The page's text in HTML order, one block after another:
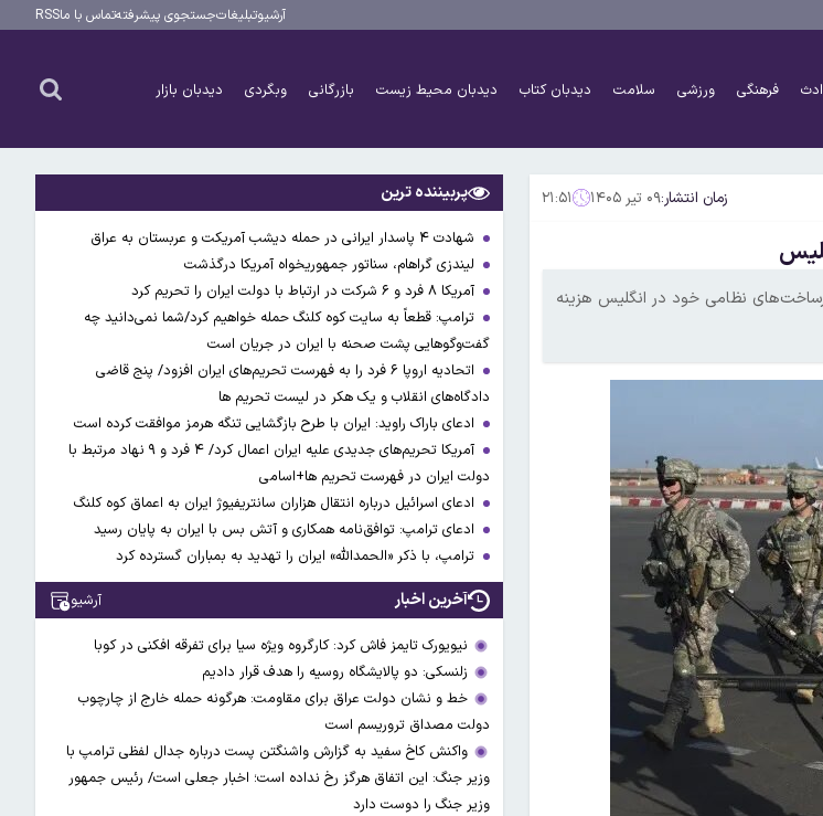
آرشیوتبلیغاتجستجوی پیشرفتهتماس با ماRSS
فرهنگی ورزشی سلامت دیدبان کتاب دیدبان محیط زیست بازرگانی وبگردی دیدبان بازار
زمان انتشار:۰۹ تیر ۱۴۰۵ ۲۱:۵۱
میلیارد دلار برای به‌روزرسانی زیرساخت‌های نظامی خود در انگلیس هزینه
پربیننده ترین
شهادت ۴ پاسدار ایرانی در حمله دیشب آمریکت و عربستان به عراق
لیندزی گراهام، سناتور جمهوریخواه آمریکا درگذشت
آمریکا ۸ فرد و ۶ شرکت در ارتباط با دولت ایران را تحریم کرد
ترامپ: قطعاً به سایت کوه کلنگ حمله خواهیم کرد/شما نمی‌دانید چه
گفت‌وگوهایی پشت صحنه با ایران در جریان است
اتحادیه اروپا ۶ فرد را به فهرست تحریم‌های ایران افزود/ پنج قاضی
دادگاه‌های انقلاب و یک هکر در لیست تحریم ها
ادعای باراک راوید: ایران با طرح بازگشایی تنگه هرمز موافقت کرده است
آمریکا تحریم‌های جدیدی علیه ایران اعمال کرد/ ۴ فرد و ۹ نهاد مرتبط با
دولت ایران در فهرست تحریم ها+اسامی
ادعای اسرائیل درباره انتقال هزاران سانتریفیوژ ایران به اعماق کوه کلنگ
ادعای ترامپ: توافق‌نامه همکاری و آتش بس با ایران به پایان رسید
ترامپ، با ذکر «الحمدالله» ایران را تهدید به بمباران گسترده کرد
آخرین اخبار آرشیو
نیویورک تایمز فاش کرد: کارگروه ویژه سیا برای تفرقه افکنی در کوبا
زلنسکی: دو پالایشگاه روسیه را هدف قرار دادیم
خط و نشان دولت عراق برای مقاومت: هرگونه حمله خارج از چارچوب
دولت مصداق تروریسم است
واکنش کاخ سفید به گزارش واشنگتن پست درباره جدال لفظی ترامپ با
وزیر جنگ: این اتفاق هرگز رخ نداده است؛ اخبار جعلی است/ رئیس جمهور
وزیر جنگ را دوست دارد